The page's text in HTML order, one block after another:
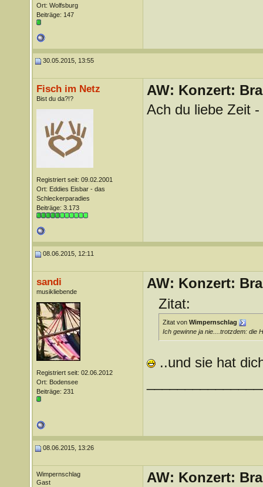
Ort: Wolfsburg
Beiträge: 147
30.05.2015, 13:55
Fisch im Netz
Bist du da?!?
Registriert seit: 09.02.2001
Ort: Eddies Eisbar - das
Schleckerparadies
Beiträge: 3.173
AW: Konzert:
Ach du liebe Zeit
08.06.2015, 12:11
sandi
musikliebende
Registriert seit: 02.06.2012
Ort: Bodensee
Beiträge: 231
AW: Konzert:
Zitat:
Zitat von Wimpernschlag
Ich gewinne ja nie....trotzdem: die
..und sie hat
08.06.2015, 13:26
Wimpernschlag
Gast
AW: Konzert: